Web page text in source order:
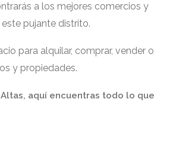
a los mejores comercios y
pujante distrito.
para alquilar, comprar, vender o
y propiedades.
aquí encuentras todo lo que